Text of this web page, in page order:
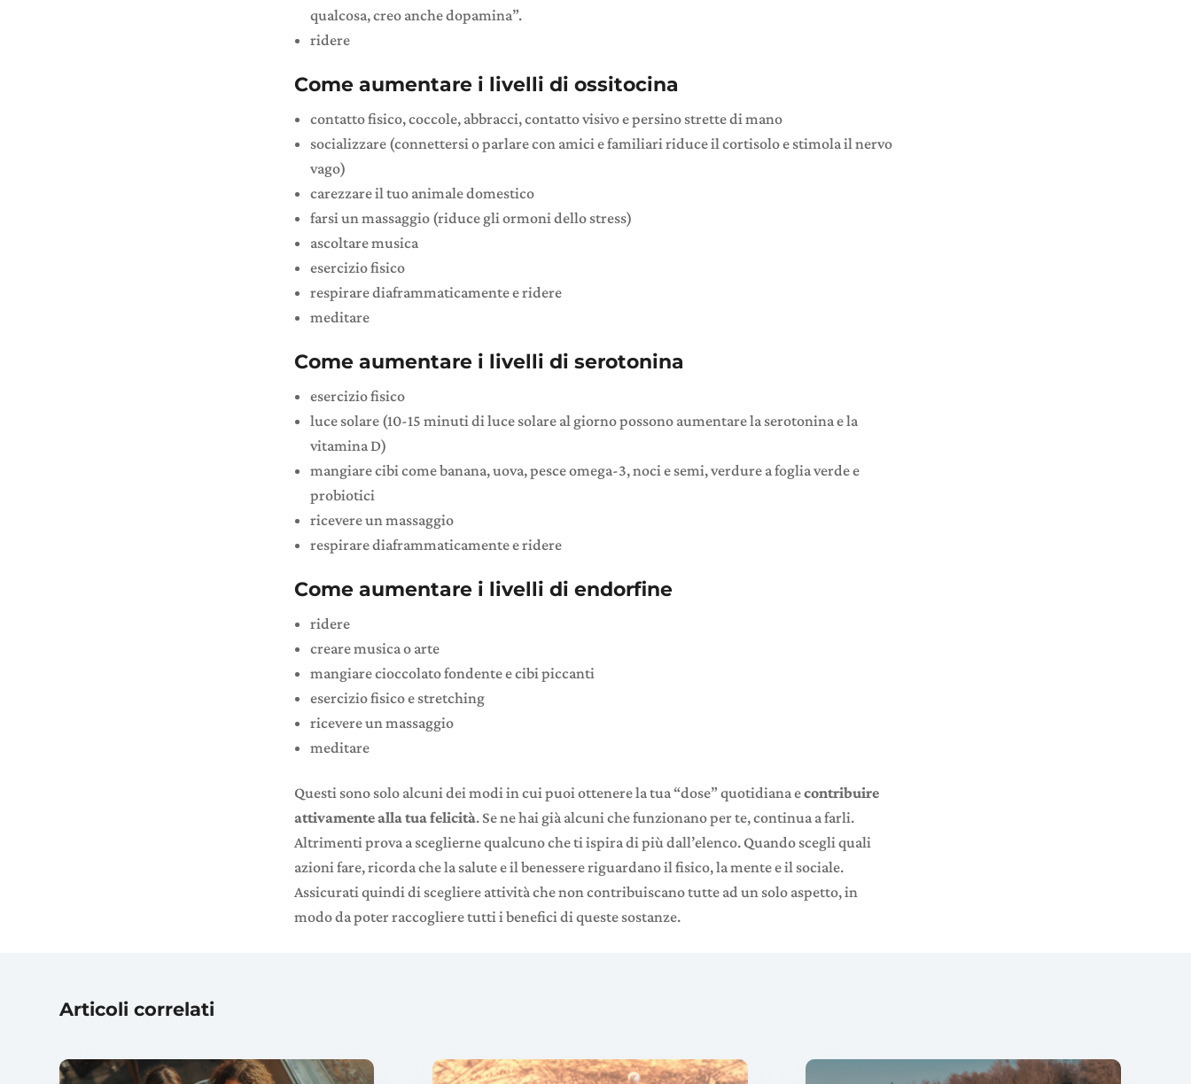
qualcosa, creo anche dopamina”.
ridere
Come aumentare i livelli di ossitocina
contatto fisico, coccole, abbracci, contatto visivo e persino strette di mano
socializzare (connettersi o parlare con amici e familiari riduce il cortisolo e stimola il nervo
vago)
carezzare il tuo animale domestico
farsi un massaggio (riduce gli ormoni dello stress)
ascoltare musica
esercizio fisico
respirare diaframmaticamente e ridere
meditare
Come aumentare i livelli di serotonina
esercizio fisico
luce solare (10-15 minuti di luce solare al giorno possono aumentare la serotonina e la
vitamina D)
mangiare cibi come banana, uova, pesce omega-3, noci e semi, verdure a foglia verde e
probiotici
ricevere un massaggio
respirare diaframmaticamente e ridere
Come aumentare i livelli di endorfine
ridere
creare musica o arte
mangiare cioccolato fondente e cibi piccanti
esercizio fisico e stretching
ricevere un massaggio
meditare
Questi sono solo alcuni dei modi in cui puoi ottenere la tua “dose” quotidiana econtribuire
attivamente alla tua felicità. Se ne hai già alcuni che funzionano per te, continua a farli.
Altrimenti prova a sceglierne qualcuno che ti ispira di più dall’elenco. Quando scegli quali
azioni fare, ricorda che la salute e il benessere riguardano il fisico, la mente e il sociale.
Assicurati quindi di scegliere attività che non contribuiscano tutte ad un solo aspetto, in
modo da poter raccogliere tutti i benefici di queste sostanze.
Articoli correlati